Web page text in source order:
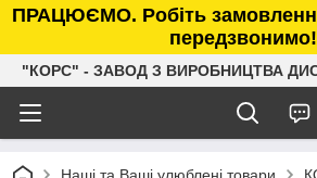
ПРАЦЮЄМО. Робіть
передзвонимо!
"КОРС" - ЗАВОД З ВИРОБНИЦТВА